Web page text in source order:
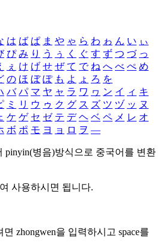
は ば ぱ ま や ゃ ら わ ゎ ん い ぃ
ぴ み り う ぅ く ぐ す ず つ づ っ
ぇ け げ せ ぜ て で ね へ べ ぺ め
の ほ ぼ ぽ も よ ょ ろ を
バ パ マ ヤ ャ ラ ワ ヮ ン イ ィ キ
ミ リ ウ ゥ ク グ ス ズ ツ ヅ ッ ヌ
ケ ゲ セ ゼ テ デ ヘ ベ ペ メ レ オ
ボ ポ モ ヨ ョ ロ ヲ ―
pinyin(병음)방식으로 중국어를 변환
사용하시면 됩니다.
면 zhongwen을 입력하시고 space를